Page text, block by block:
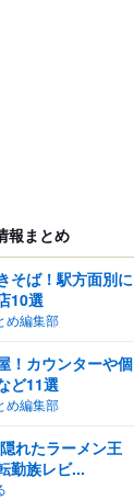
報まとめ
そば！駅方面別に
10選
め編集部
！カウンターや個
ど11選
め編集部
れたラーメン王
勤族レビ...